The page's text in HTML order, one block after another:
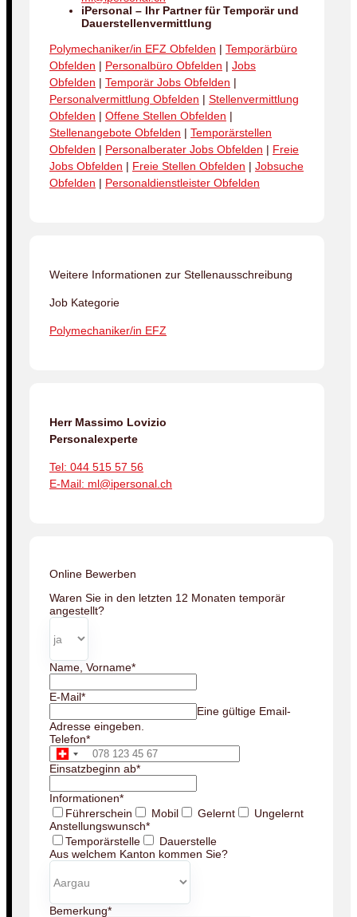
iPersonal – Ihr Partner für Temporär und
Dauerstellenvermittlung
Polymechaniker/in EFZ Obfelden | Temporärbüro
Obfelden | Personalbüro Obfelden | Jobs
Obfelden | Temporär Jobs Obfelden |
Personalvermittlung Obfelden | Stellenvermittlung
Obfelden | Offene Stellen Obfelden |
Stellenangebote Obfelden | Temporärstellen
Obfelden | Personalberater Jobs Obfelden | Freie
Jobs Obfelden | Freie Stellen Obfelden | Jobsuche
Obfelden | Personaldienstleister Obfelden
Weitere Informationen zur Stellenausschreibung
Job Kategorie
Polymechaniker/in EFZ
Herr Massimo Lovizio
Personalexperte
Tel: 044 515 57 56
E-Mail: ml@ipersonal.ch
Online Bewerben
Waren Sie in den letzten 12 Monaten temporär
angestellt?
Name, Vorname*
E-Mail*
Eine gültige Email-
Adresse eingeben.
Telefon*
Einsatzbeginn ab*
Informationen*
Führerschein
Mobil Gelernt
Ungelernt
Anstellungswunsch*
Temporärstelle
Dauerstelle
Aus welchem Kanton kommen Sie?
Bemerkung*